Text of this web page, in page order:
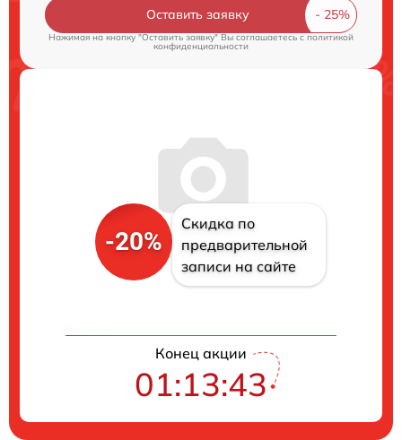
Оставить заявку
Нажимая на кнопку "Оставить заявку" Вы соглашаетесь c политикой
конфиденциальности
-20%
Скидка по
предварительной
записи на сайте
Конец акции
01:13:42